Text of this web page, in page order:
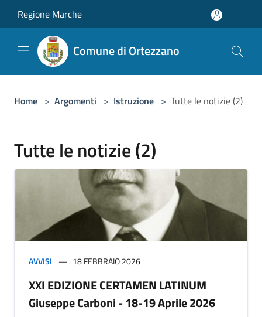
Regione Marche
Comune di Ortezzano
Home > Argomenti > Istruzione > Tutte le notizie (2)
Tutte le notizie (2)
AVVISI 18 FEBBRAIO 2026
XXI EDIZIONE CERTAMEN LATINUM
Giuseppe Carboni - 18-19 Aprile 2026